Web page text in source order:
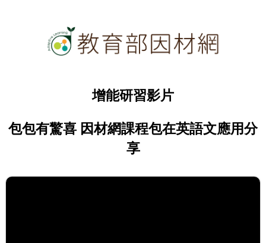
增能研習影片
包包有驚喜 因材網課程包在英語文應用分
享